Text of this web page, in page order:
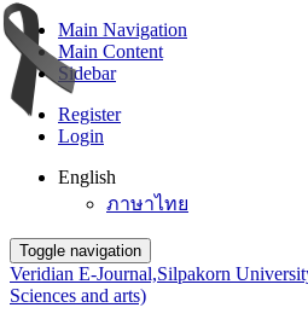
Main Navigation
Main Content
Sidebar
Register
Login
English
ภาษาไทย
Toggle navigation
Veridian E-Journal,Silpakorn
Sciences and arts)